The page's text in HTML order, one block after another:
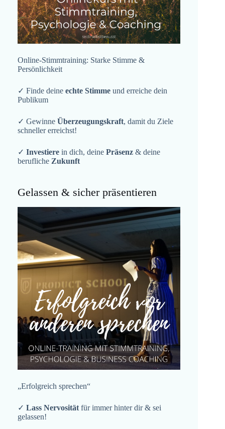
Online-Stimmtraining: Starke Stimme &
Persönlichkeit
✓ Finde deine echte Stimme und erreiche dein
Publikum
✓ Gewinne Überzeugungskraft, damit du Ziele
schneller erreichst!
✓ Investiere in dich, deine Präsenz & deine
berufliche Zukunft
Gelassen & sicher präsentieren
„Erfolgreich sprechen“
✓ Lass Nervositätfür immer hinter dir & sei
gelassen!